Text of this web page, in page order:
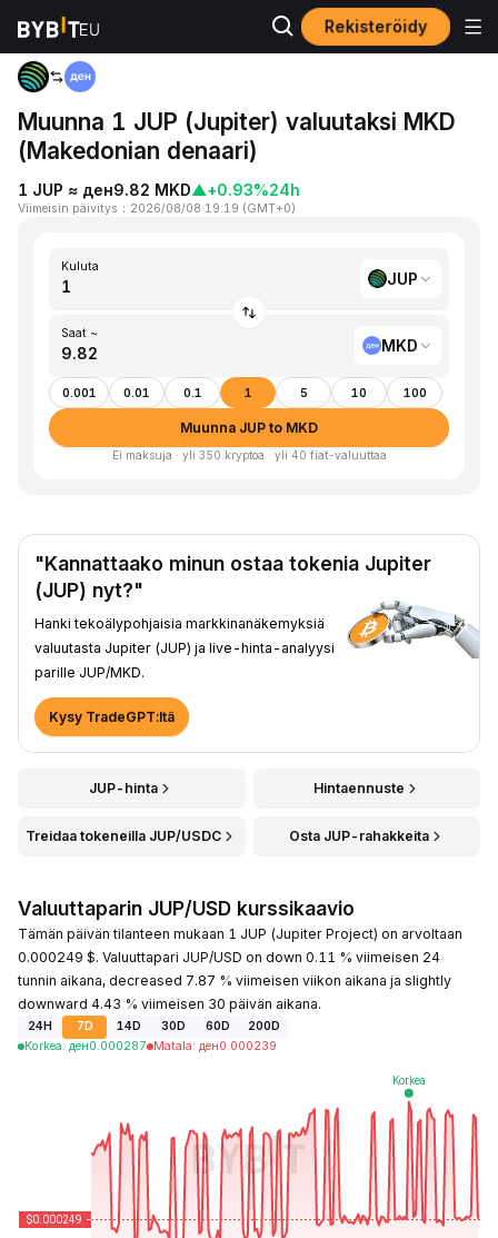
Rekisteröidy
Koti JUP to MKD
Muunna 1 JUP (Jupiter) valuutaksi MKD
(Makedonian denaari)
1 JUP ≈ ден9.82 MKD▲+0.93%24h
Viimeisin päivitys ： 2026/08/08 19:19 (GMT+0)
Kuluta
JUP
Saat ~
MKD
0.001 0.01 0.1 1 5 10 100
Muunna JUP to MKD
Ei maksuja · yli 350 kryptoa · yli 40 fiat-valuuttaa
"Kannattaako minun ostaa tokenia Jupiter
(JUP) nyt?"
Hanki tekoälypohjaisia markkinanäkemyksiä
valuutasta Jupiter (JUP) ja live-hinta-analyysi
parille JUP/MKD.
Kysy TradeGPT:ltä
JUP-hinta Hintaennuste
Treidaa tokeneilla JUP/USDC Osta JUP-rahakkeita
Valuuttaparin JUP/USD kurssikaavio
Tämän päivän tilanteen mukaan 1 JUP (Jupiter Project) on arvoltaan
0.000249 $. Valuuttapari JUP/USD on down 0.11 % viimeisen 24
tunnin aikana, decreased 7.87 % viimeisen viikon aikana ja slightly
downward 4.43 % viimeisen 30 päivän aikana.
24H 7D 14D 30D 60D
200D
Korkea: ден0.000287 Matala: ден0.000239